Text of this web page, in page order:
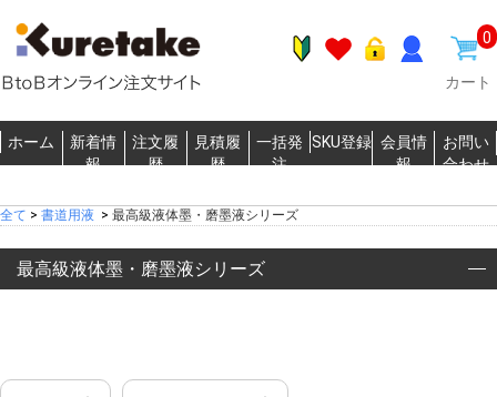
0
カート
ホーム
新着情
報
注文履
歴
見積履
歴
一括発
注
SKU登録 会員情
報
お問い
合わせ
全て > 書道用液 > 最高級液体墨・磨墨液シリーズ
最高級液体墨・磨墨液シリーズ